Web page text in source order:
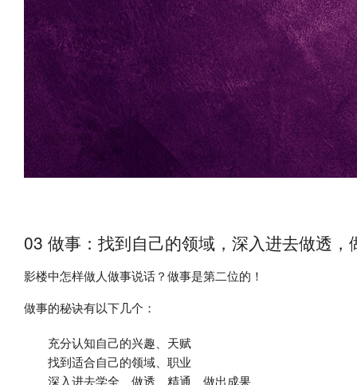
03 做事：找到自己的领域，深入进去做透
影楼中怎样做人做事说话？做事是第二位的！
做事的秘诀有以下几个：
充分认知自己的兴趣、天赋
找到适合自己的领域、职业
深入进去学全、做透、精通、做出成果